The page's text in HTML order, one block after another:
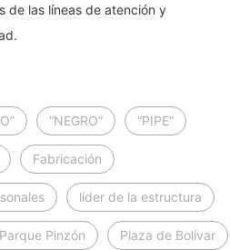
de las líneas de atención y
“NEGRO” “PIPE”
Fabricación
líder de la estructura
Parque Pinzón Plaza de Bolívar